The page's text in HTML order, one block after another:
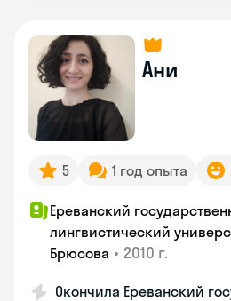
Ани
5 1 год опыта
Ереванский
лингвистический
Брюсова • 2010 г.
Окончила Ереванский